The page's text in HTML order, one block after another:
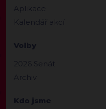
Aplikace
Kalendář akcí
Volby
2026 Senát
Archiv
Kdo jsme